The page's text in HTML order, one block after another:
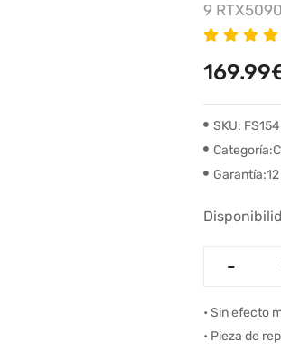
9 RTX5090
SKU:
-
-
• Sin efecto
• Pieza de